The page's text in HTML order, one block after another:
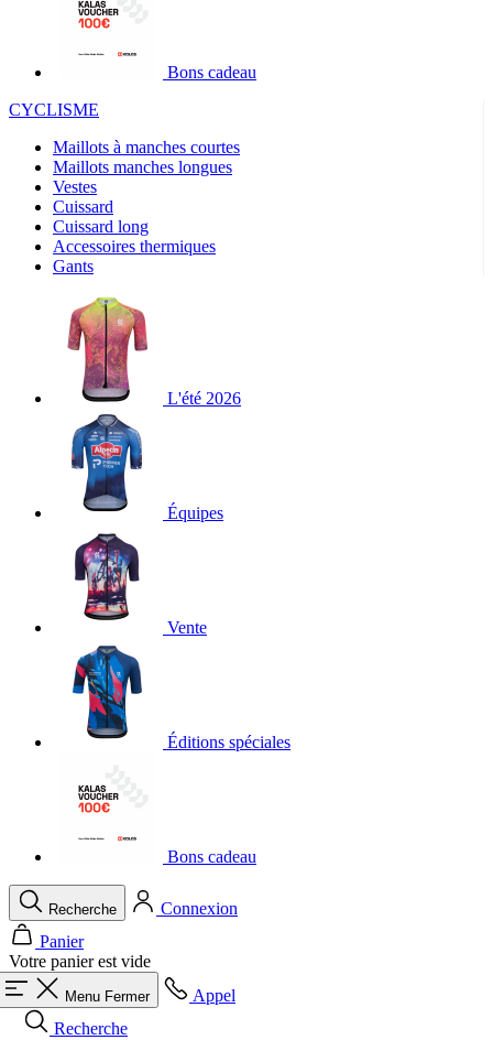
Bons cadeau
CYCLISME
Maillots à manches courtes
Maillots manches longues
Vestes
Cuissard
Cuissard long
Accessoires thermiques
Gants
L'été 2026
Équipes
Vente
Éditions spéciales
Bons cadeau
Recherche
Connexion
Panier
Votre panier est vide
Menu Fermer
Appel
Recherche